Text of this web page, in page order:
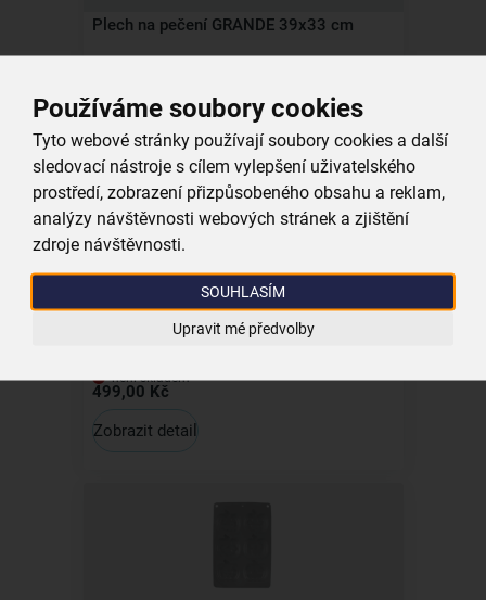
Používáme soubory cookies
Tyto webové stránky používají soubory cookies a další
sledovací nástroje s cílem vylepšení uživatelského
prostředí, zobrazení přizpůsobeného obsahu a reklam,
analýzy návštěvnosti webových stránek a zjištění
zdroje návštěvnosti.
SOUHLASÍM
Upravit mé předvolby
Plech na pečení GRANDE 39x33 cm
599,00 Kč
Zobrazit detail
Konvice čajová MONA 1,7 l
není skladem
499,00 Kč
Zobrazit detail